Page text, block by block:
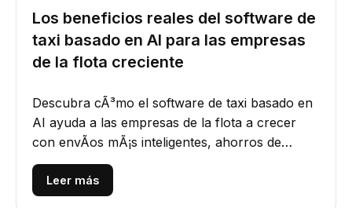
Los beneficios reales del software de
taxi basado en AI para las empresas
de la flota creciente
Descubra cÃ³mo el software de taxi basado en
AI ayuda a las empresas de la flota a crecer
con envÃ­os mÃ¡s inteligentes, ahorros de
costos y mejores...
Leer más